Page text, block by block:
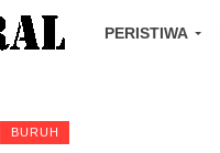
PERISTIWA
BURUH